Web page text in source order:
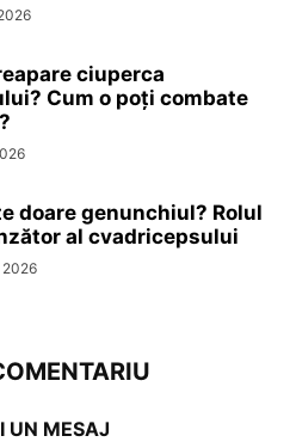
ciuperca
Cum o poți combate
doare genunchiul? Rolul
al cvadricepsului
UN MESAJ